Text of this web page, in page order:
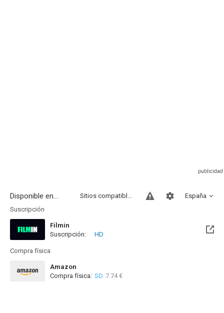
Disponible en... España
Sitios compatibles
Suscripción
Filmin
Disponible hasta el Mar, 29 Jun 2027 (Quedan 10 meses)
Suscripción: HD
Compra física
Amazon
Compra física: SD 7.74 €